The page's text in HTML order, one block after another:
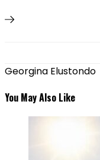
Georgina Elustondo
You May Also Like